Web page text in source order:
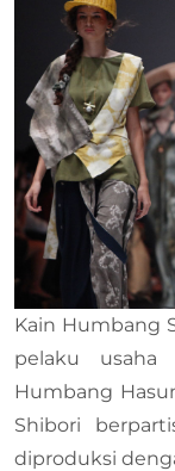
Kain Humbang
pelaku
Humbang
Shibori
diproduksi